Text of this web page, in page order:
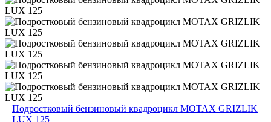
Подростковый бензиновый квадроцикл MOTAX GRIZLIK
LUX 125